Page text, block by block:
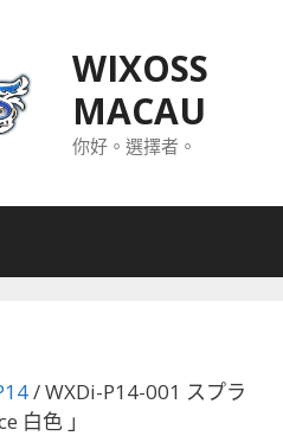
WIXOSS
MACAU
你好。選擇者。
/ WXDi-P14-001 スプラ
白色 」